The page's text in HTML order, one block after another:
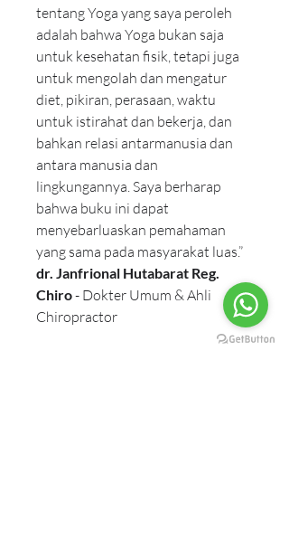
tentang Yoga yang saya peroleh
adalah bahwa Yoga bukan saja
untuk kesehatan fisik, tetapi juga
untuk mengolah dan mengatur
diet, pikiran, perasaan, waktu
untuk istirahat dan bekerja, dan
bahkan relasi antarmanusia dan
antara manusia dan
lingkungannya. Saya berharap
bahwa buku ini dapat
menyebarluaskan pemahaman
yang sama pada masyarakat luas.”
dr. Janfrional Hutabarat Reg.
Chiro - Dokter Umum & Ahli
Chiropractor